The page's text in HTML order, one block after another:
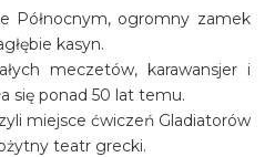
Północnym, ogromny zamek
kasyn.
meczetów, karawansjer i
się ponad 50 lat temu.
miejsce ćwiczeń Gladiatorów
teatr grecki.